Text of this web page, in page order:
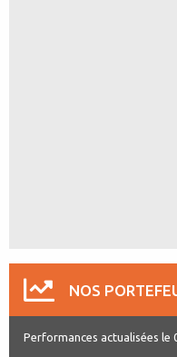
NOS
Performances actualisées le